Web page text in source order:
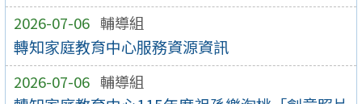
2026-07-06 輔導組
轉知家庭教育中心服務資源資訊
2026-07-06 輔導組